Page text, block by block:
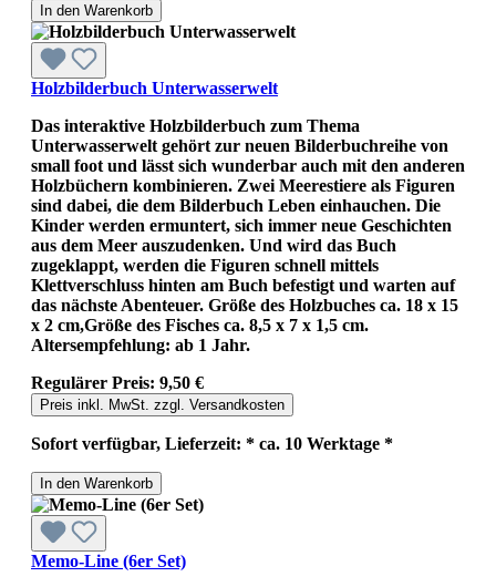
In den Warenkorb
Holzbilderbuch Unterwasserwelt
Das interaktive Holzbilderbuch zum Thema
Unterwasserwelt gehört zur neuen Bilderbuchreihe von
small foot und lässt sich wunderbar auch mit den anderen
Holzbüchern kombinieren. Zwei Meerestiere als Figuren
sind dabei, die dem Bilderbuch Leben einhauchen. Die
Kinder werden ermuntert, sich immer neue Geschichten
aus dem Meer auszudenken. Und wird das Buch
zugeklappt, werden die Figuren schnell mittels
Klettverschluss hinten am Buch befestigt und warten auf
das nächste Abenteuer. Größe des Holzbuches ca. 18 x 15
x 2 cm,Größe des Fisches ca. 8,5 x 7 x 1,5 cm.
Altersempfehlung: ab 1 Jahr.
Regulärer Preis: 9,50 €
Preis inkl. MwSt. zzgl. Versandkosten
Sofort verfügbar, Lieferzeit: * ca. 10 Werktage *
In den Warenkorb
Memo-Line (6er Set)